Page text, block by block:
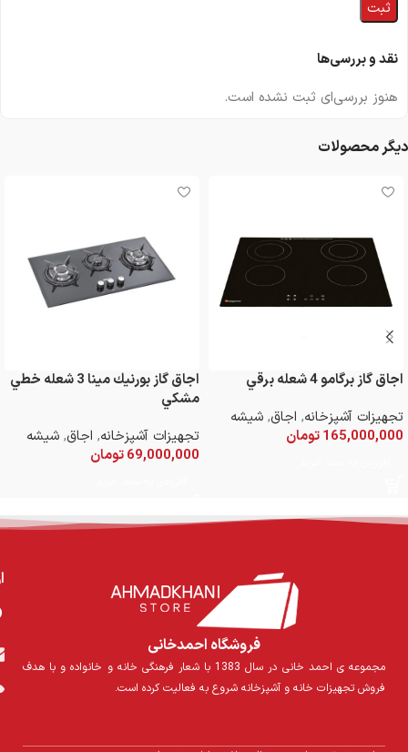
نقد و بررسی‌ها
هنوز بررسی‌ای ثبت نشده است.
دیگر محصولات
اجاق گاز برگامو 4 شعله برقي
تجهیزات آشپزخانه, اجاق, شیشه
165,000,000تومان
اجاق گاز بورنيك مينا 3 شعله خطي
مشكي
تجهیزات آشپزخانه, اجاق, شیشه
69,000,000تومان
فروشگاه احمدخانی
مجموعه ی احمد خانی در سال 1383 با شعار فرهنگی خانه و خانواده و با هدف
فروش تجهیزات خانه و آشپزخانه شروع به فعالیت کرده است.